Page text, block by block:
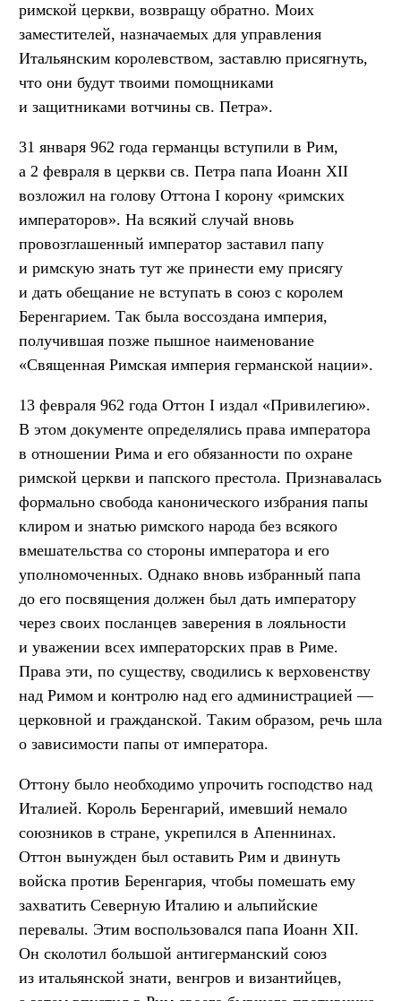
римской церкви, возвращу обратно. Моих
заместителей, назначаемых для управления
Итальянским королевством, заставлю присягнуть,
что они будут твоими помощниками
и защитниками вотчины св. Петра».
31 января 962 года германцы вступили в Рим,
а 2 февраля в церкви св. Петра папа Иоанн XII
возложил на голову Оттона I корону «римских
императоров». На всякий случай вновь
провозглашенный император заставил папу
и римскую знать тут же принести ему присягу
и дать обещание не вступать в союз с королем
Беренгарием. Так была воссоздана империя,
получившая позже пышное наименование
«Священная Римская империя германской нации».
13 февраля 962 года Оттон I издал «Привилегию».
В этом документе определялись права императора
в отношении Рима и его обязанности по охране
римской церкви и папского престола. Признавалась
формально свобода канонического избрания папы
клиром и знатью римского народа без всякого
вмешательства со стороны императора и его
уполномоченных. Однако вновь избранный папа
до его посвящения должен был дать императору
через своих посланцев заверения в лояльности
и уважении всех императорских прав в Риме.
Права эти, по существу, сводились к верховенству
над Римом и контролю над его администрацией —
церковной и гражданской. Таким образом, речь шла
о зависимости папы от императора.
Оттону было необходимо упрочить господство над
Италией. Король Беренгарий, имевший немало
союзников в стране, укрепился в Апеннинах.
Оттон вынужден был оставить Рим и двинуть
войска против Беренгария, чтобы помешать ему
захватить Северную Италию и альпийские
перевалы. Этим воспользовался папа Иоанн XII.
Он сколотил большой антигерманский союз
из итальянской знати, венгров и византийцев,